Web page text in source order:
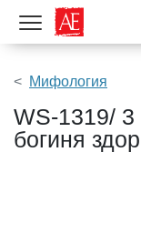
Показать меню
Мифология
WS-1319/ 3
богиня